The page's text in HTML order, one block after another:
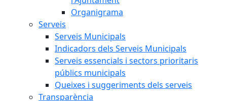
Organigrama
Serveis
Serveis Municipals
Indicadors dels Serveis Municipals
Serveis essencials i sectors prioritaris
públics municipals
Queixes i suggeriments dels serveis
Transparència